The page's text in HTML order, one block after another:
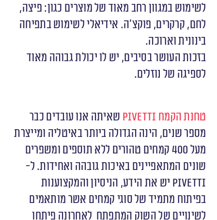
לשימוש במגוון רחב מאוד של מוצרים כגון: פיצה,
לחם, קרקרים, פוקצ’ה. אידיאלי לשימוש בתפיחה
בינונית וארוכה.
בזכות העושר בסיבים, יש לו יכולת גבוהה מאוד
לספיגה של נוזלים.
טחנת הקמח Pivetti שאיתה אנו עובדים כבר
מספר שנים, הינה הגדולה ביותר באיטליה ומייצרת
מעל 400 קמחים טהורים ללא תוספים ומשפרים
שונים המתאפיינים באיכות גובהה ואחידות. ל-
Pivetti יש את הידע, הניסיון והמקצוענות
בפיתוח מתמיד של סוגי קמחים אשר מותאמים
לשינויים של השוק המתפתח לאחרונה פיתחו